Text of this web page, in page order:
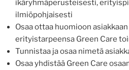
ikäryhmäperusteisesti,
ilmiöpohjaisesti
Osaa ottaa huomioon
erityistarpeensa Green Care
Tunnistaa ja osaa nimetä
Osaa yhdistää Green Care